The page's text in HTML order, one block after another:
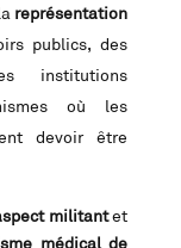
représentation
publics, des
institutions
où les
devoir être
militantet
médical de